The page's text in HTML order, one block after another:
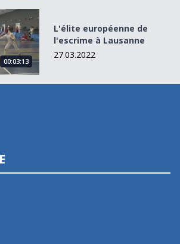
de l&#039;escrime à Lausanne
00:03:13
L'élite européenne de
l'escrime à Lausanne
27.03.2022